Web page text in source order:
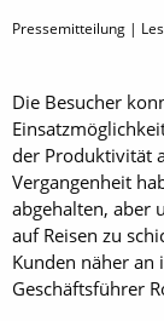
Pressemitteilung |
Die Besucher
der Produktivität
Vergangenheit
abgehalten, aber
auf Reisen zu
Kunden näher
Geschäftsführer